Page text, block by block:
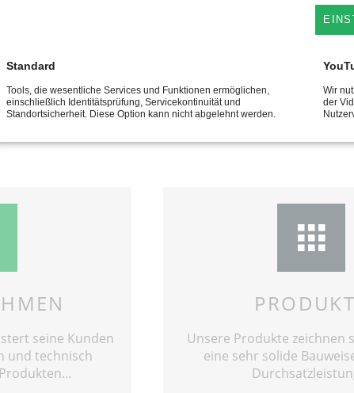
dargestellt. Dieser Inhalt eines Drittanbieters wird
zu bearbeiten.
seine Kunden
und technisch
Unsere Produkte zeichnen
eine sehr solide
Standard
Tools, die wesentliche Services und Funktionen ermöglichen,
einschließlich Identitätsprüfung, Servicekontinuität und
Standortsicherheit. Diese Option kann nicht abgelehnt werden.
Wir
der